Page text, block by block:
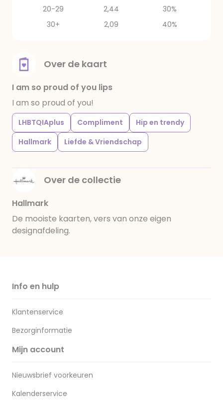
20-29
2,44
30%
30+
2,09 40%
Over de kaart
I am so proud of you lips
I am so proud of you!
LHBTQIAplus Compliment
Hip en trendy
Hallmark
Liefde & Vriendschap
Over de collectie
Hallmark
De mooiste kaarten, vers van onze eigen
designafdeling.
Info en hulp
Klantenservice
Bezorginformatie
Mijn account
Nieuwsbrief voorkeuren
Kalenderservice